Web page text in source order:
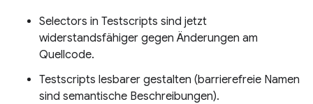
Selectors in Testscripts sind jetzt
widerstandsfähiger gegen Änderungen am
Quellcode.
Testscripts lesbarer gestalten (barrierefreie Namen
sind semantische Beschreibungen).